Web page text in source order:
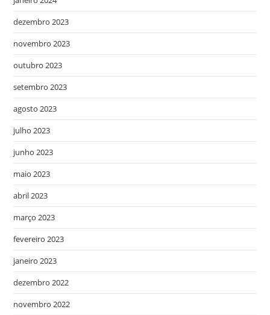
dezembro 2023
novembro 2023
outubro 2023
setembro 2023
agosto 2023
julho 2023
junho 2023
maio 2023
abril 2023
março 2023
fevereiro 2023
janeiro 2023
dezembro 2022
novembro 2022